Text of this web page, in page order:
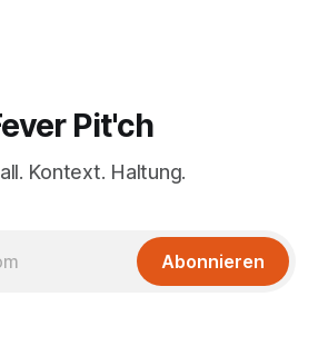
Pit'ch
Kontext. Haltung.
Abonnieren